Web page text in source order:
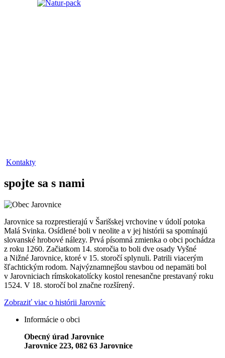
Kontakty
spojte sa s nami
Jarovnice sa rozprestierajú v Šarišskej vrchovine v údolí potoka
Malá Svinka. Osídlené boli v neolite a v jej histórii sa spomínajú
slovanské hrobové nálezy. Prvá písomná zmienka o obci pochádza
z roku 1260. Začiatkom 14. storočia to boli dve osady Vyšné
a Nižné Jarovnice, ktoré v 15. storočí splynuli. Patrili viacerým
šľachtickým rodom. Najvýznamnejšou stavbou od nepamäti bol
v Jarovniciach rímskokatolícky kostol renesančne prestavaný roku
1524. V 18. storočí bol značne rozšírený.
Zobraziť viac o histórii Jarovníc
Informácie o obci
Obecný úrad Jarovnice
Jarovnice 223, 082 63 Jarovnice